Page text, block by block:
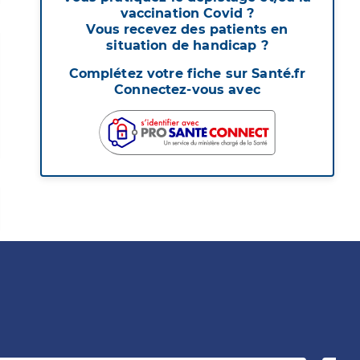
vaccination Covid ?
Vous recevez des patients en
situation de handicap ?
Complétez votre fiche sur Santé.fr
Connectez-vous avec